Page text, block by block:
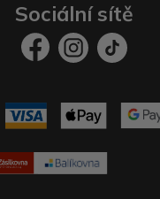
Sociální sítě